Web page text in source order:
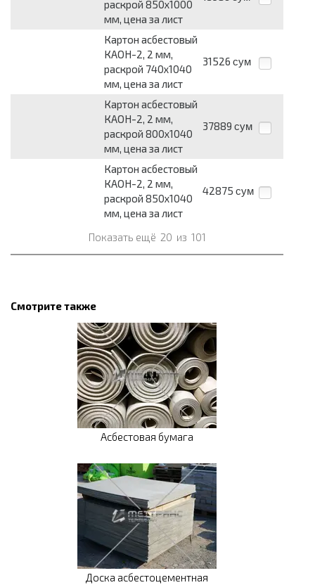
раскрой 850x1000
мм, цена за лист
Картон асбестовый
КАОН-2, 2 мм,
раскрой 740x1040
мм, цена за лист
31526 сум
Картон асбестовый
КАОН-2, 2 мм,
раскрой 800x1040
мм, цена за лист
37889 сум
Картон асбестовый
КАОН-2, 2 мм,
раскрой 850x1040
мм, цена за лист
42875 сум
Показать ещё 20 из 101
Смотрите также
Асбестовая бумага
Доска асбестоцементная